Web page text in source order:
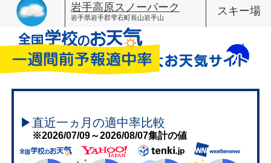
岩手高原スノーパーク
岩手県岩手郡雫石町長山岩手山
スキー場
▶直近一ヵ月の適中率比較
※2026/07/09～2026/08/07集計の値